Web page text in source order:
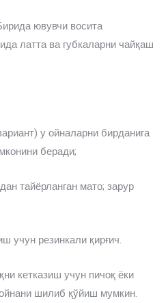
ювувчи восита
латта ва губкаларни чайқаш
у ойналарни бирданига
беради;
тайёрланган мато; зарур
учун резинкали қирғич.
кетказиш учун пичоқ ёки
шилиб қўйиш мумкин.